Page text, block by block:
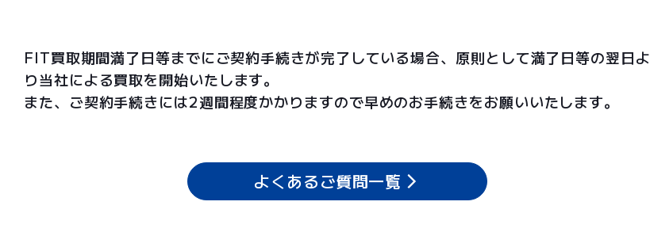
FIT買取期間満了日等までにご契約手続きが完了している場合、原則として満了日等の翌日よ
り当社による買取を開始いたします。
また、ご契約手続きには2週間程度かかりますので早めのお手続きをお願いいたします。
よくあるご質問一覧